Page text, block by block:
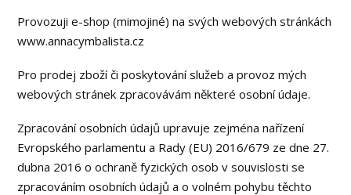
Provozuji e-shop (mimojiné) na svých webových stránkách
www.annacymbalista.cz
Pro prodej zboží či poskytování služeb a provoz mých
webových stránek zpracovávám některé osobní údaje.
Zpracování osobních údajů upravuje zejména nařízení
Evropského parlamentu a Rady (EU) 2016/679 ze dne 27.
dubna 2016 o ochraně fyzických osob v souvislosti se
zpracováním osobních údajů a o volném pohybu těchto